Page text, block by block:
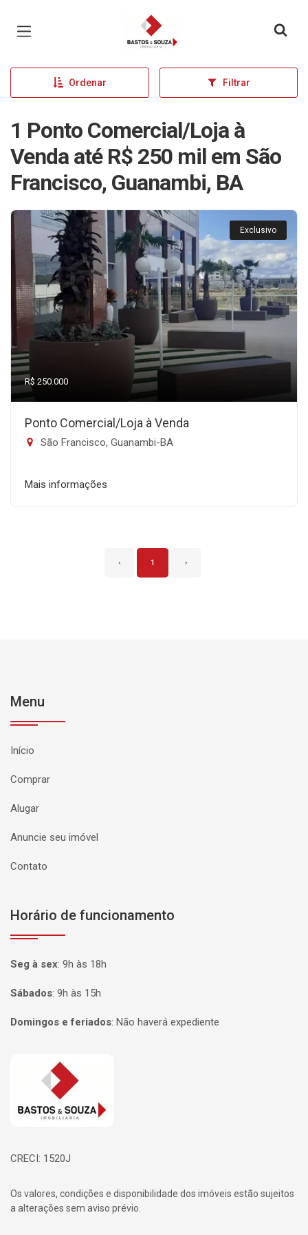
Página inicial
Ordenar Filtrar
1 Ponto Comercial/Loja à
Venda até R$ 250 mil em São
Francisco, Guanambi, BA
Exclusivo
R$ 250.000
Ponto Comercial/Loja à Venda
São Francisco, Guanambi-BA
Mais informações
‹ 1 ›
Menu
Início
Comprar
Alugar
Anuncie seu imóvel
Contato
Horário de funcionamento
Seg à sex: 9h às 18h
Sábados: 9h às 15h
Domingos e feriados: Não haverá expediente
Página inicial
CRECI: 1520J
Os valores, condições e disponibilidade dos imóveis estão sujeitos
a alterações sem aviso prévio.